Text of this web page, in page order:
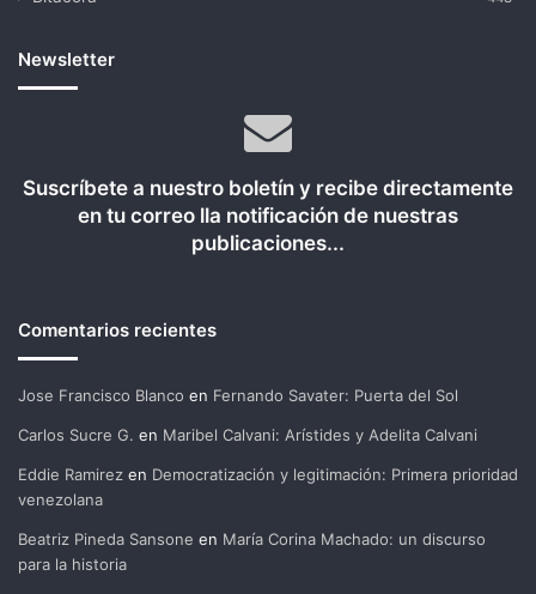
Newsletter
Suscríbete a nuestro boletín y recibe directamente
en tu correo lla notificación de nuestras
publicaciones...
Comentarios recientes
Jose Francisco Blanco en Fernando Savater: Puerta del Sol
Carlos Sucre G. en Maribel Calvani: Arístides y Adelita Calvani
Eddie Ramirez en Democratización y legitimación: Primera prioridad
venezolana
Beatriz Pineda Sansone en María Corina Machado: un discurso
para la historia